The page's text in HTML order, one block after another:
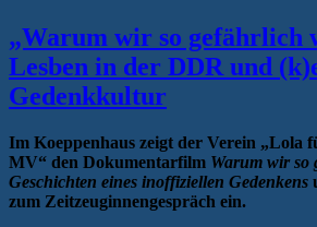
„Warum wir so gefährlich
Lesben in der DDR und
Gedenkkultur
Im Koeppenhaus zeigt der Verein „Lola
MV“ den Dokumentarfilm Warum wir so
Geschichten eines inoffiziellen Gedenkens
zum Zeitzeuginnengespräch ein.